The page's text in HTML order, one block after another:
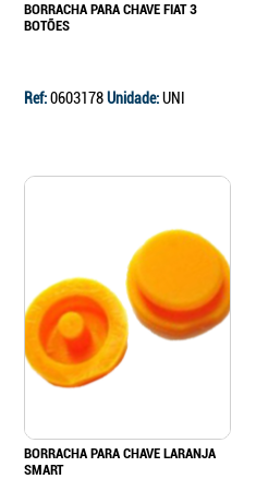
BORRACHA PARA CHAVE FIAT 3
BOTÕES
Ref:0603178Unidade:UNI
BORRACHA PARA CHAVE LARANJA
SMART